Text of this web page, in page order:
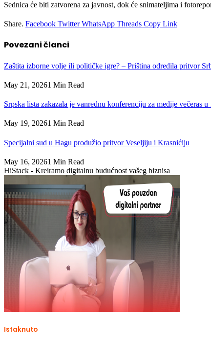
Sednica će biti zatvorena za javnost, dok će snimateljima i
Share. Facebook Twitter WhatsApp Threads Copy Link
Povezaničlanci
Zaštita izborne volje ili političke igre? – Priština odredila pritvor
May 21, 20261 Min Read
Srpska lista zakazala je vanrednu konferenciju za medije večeras u
May 19, 20261 Min Read
Specijalni sud u Hagu produžio pritvor Veseljiju i Krasnićiju
May 16, 20261 Min Read
HiStack - Kreiramo digitalnu budućnost vašeg biznisa
Istaknuto